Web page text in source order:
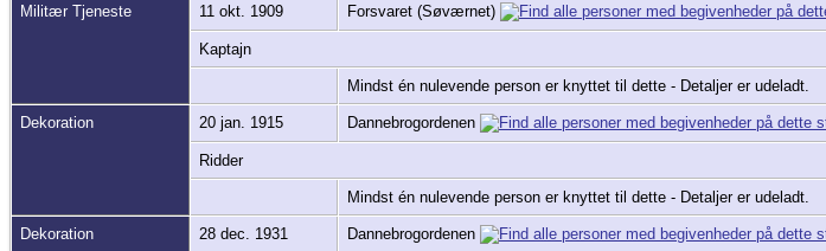
Militær Tjeneste 11 okt. 1909 Forsvaret (Søværnet)
Kaptajn
Mindst én nulevende person er knyttet til dette - Detaljer er udeladt.
Dekoration 20 jan. 1915 Dannebrogordenen
Ridder
Mindst én nulevende person er knyttet til dette - Detaljer er udeladt.
Dekoration 28 dec. 1931 Dannebrogordenen